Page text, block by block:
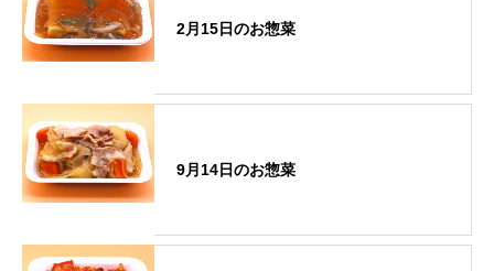
2月15日のお惣菜
9月14日のお惣菜